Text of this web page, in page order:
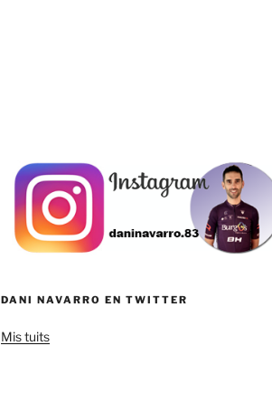
DANI NAVARRO EN TWITTER
Mis tuits